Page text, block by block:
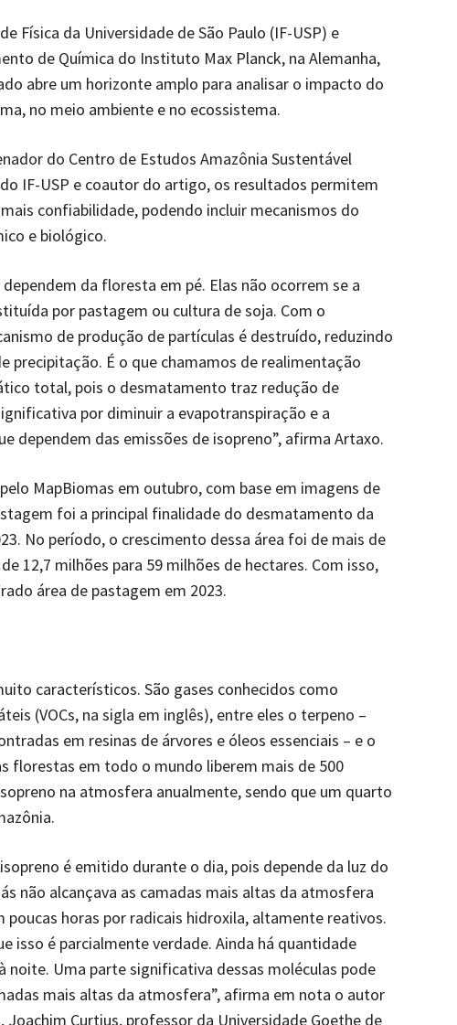
Física da Universidade de São Paulo (IF-USP) e
de Química do Instituto Max Planck, na Alemanha,
abre um horizonte amplo para analisar o impacto do
no meio ambiente e no ecossistema.
do Centro de Estudos Amazônia Sustentável
do IF-USP e coautor do artigo, os resultados permitem
confiabilidade, podendo incluir mecanismos do
e biológico.
da floresta em pé. Elas não ocorrem se a
por pastagem ou cultura de soja. Com o
de produção de partículas é destruído, reduzindo
precipitação. É o que chamamos de realimentação
total, pois o desmatamento traz redução de
por diminuir a evapotranspiração e a
dependem das emissões de isopreno”, afirma Artaxo.
MapBiomas em outubro, com base em imagens de
foi a principal finalidade do desmatamento da
No período, o crescimento dessa área foi de mais de
12,7 milhões para 59 milhões de hectares. Com isso,
área de pastagem em 2023.
característicos. São gases conhecidos como
(VOCs, na sigla em inglês), entre eles o terpeno –
em resinas de árvores e óleos essenciais – e o
florestas em todo o mundo liberem mais de 500
na atmosfera anualmente, sendo que um quarto
é emitido durante o dia, pois depende da luz do
não alcançava as camadas mais altas da atmosfera
poucas horas por radicais hidroxila, altamente reativos.
isso é parcialmente verdade. Ainda há quantidade
noite. Uma parte significativa dessas moléculas pode
mais altas da atmosfera”, afirma em nota o autor
Curtius, professor da Universidade Goethe de